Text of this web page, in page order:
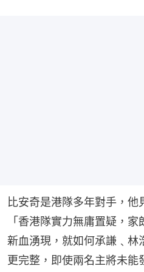
比安奇是港隊多年對手，他
「香港隊實力無庸置疑，
新血湧現，就如何承謙﹑林
更完整，即使兩名主將未能